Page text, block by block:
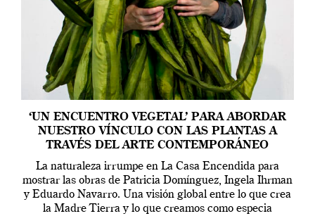
‘UN ENCUENTRO VEGETAL’ PARA ABORDAR
NUESTRO VÍNCULO CON LAS PLANTAS A
TRAVÉS DEL ARTE CONTEMPORÁNEO
La naturaleza irrumpe en La Casa Encendida para
mostrar las obras de Patricia Domínguez, Ingela Ihrman
y Eduardo Navarro. Una visión global entre lo que crea
la Madre Tierra y lo que creamos como especia